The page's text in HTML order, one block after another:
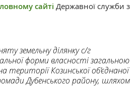
сайті Державної служби з
земельну ділянку с/г
форми власності загальною
Козинської об’єднаної
Дубенського району, шляхом